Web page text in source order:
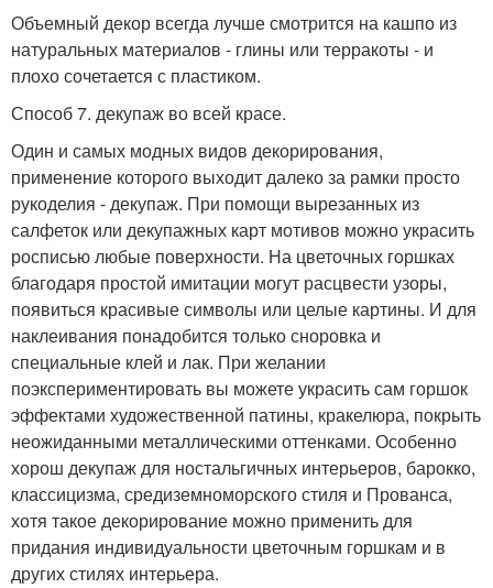
Объемный декор всегда лучше смотрится на кашпо из
натуральных материалов - глины или терракоты - и
плохо сочетается с пластиком.
Способ 7. декупаж во всей красе.
Один и самых модных видов декорирования,
применение которого выходит далеко за рамки просто
рукоделия - декупаж. При помощи вырезанных из
салфеток или декупажных карт мотивов можно украсить
росписью любые поверхности. На цветочных горшках
благодаря простой имитации могут расцвести узоры,
появиться красивые символы или целые картины. И для
наклеивания понадобится только сноровка и
специальные клей и лак. При желании
поэкспериментировать вы можете украсить сам горшок
эффектами художественной патины, кракелюра, покрыть
неожиданными металлическими оттенками. Особенно
хорош декупаж для ностальгичных интерьеров, барокко,
классицизма, средиземноморского стиля и Прованса,
хотя такое декорирование можно применить для
придания индивидуальности цветочным горшкам и в
других стилях интерьера.